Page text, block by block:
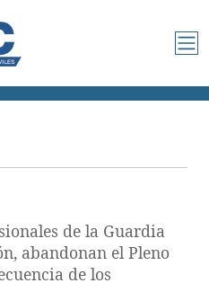
de la Guardia
abandonan el Pleno
de los